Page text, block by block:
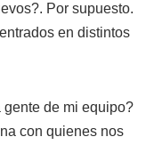
Por supuesto.
en distintos
de mi equipo?
con quienes nos